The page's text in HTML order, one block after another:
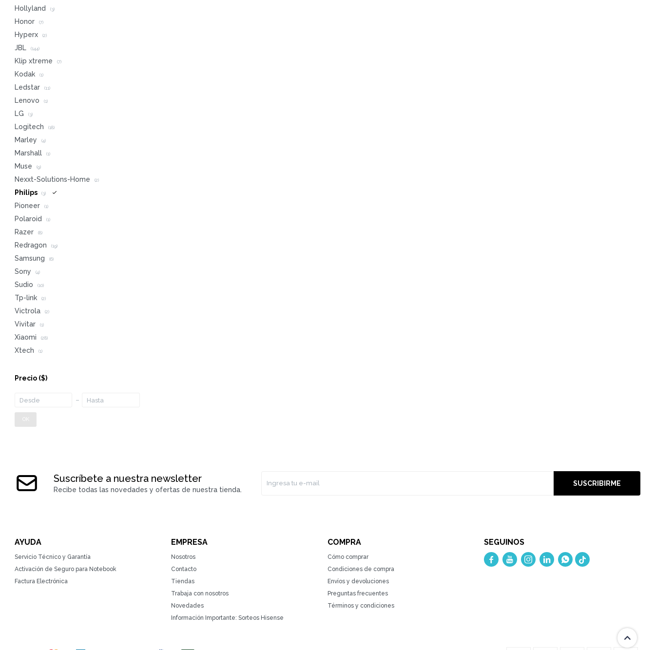
Hollyland (3)
Honor (7)
Hyperx (2)
JBL (144)
Klip xtreme (7)
Kodak (1)
Ledstar (11)
Lenovo (1)
LG (3)
Logitech (18)
Marley (4)
Marshall (1)
Muse (9)
Nexxt-Solutions-Home (2)
Philips (3)
Pioneer (1)
Polaroid (1)
Razer (8)
Redragon (19)
Samsung (6)
Sony (4)
Sudio (10)
Tp-link (2)
Victrola (2)
Vivitar (1)
Xiaomi (28)
Xtech (1)
Precio ($)
OK
Suscríbete a nuestra newsletter
Recibe todas las novedades y ofertas de nuestra tienda.
SUSCRIBIRME
AYUDA
Servicio Técnico y Garantía
Activación de Seguro para Notebook
Factura Electrónica
EMPRESA
Nosotros
Contacto
Tiendas
Trabaja con nosotros
Novedades
Información Importante: Sorteos Hisense
COMPRA
Cómo comprar
Condiciones de compra
Envíos y devoluciones
Preguntas frecuentes
Términos y condiciones
SEGUINOS
    